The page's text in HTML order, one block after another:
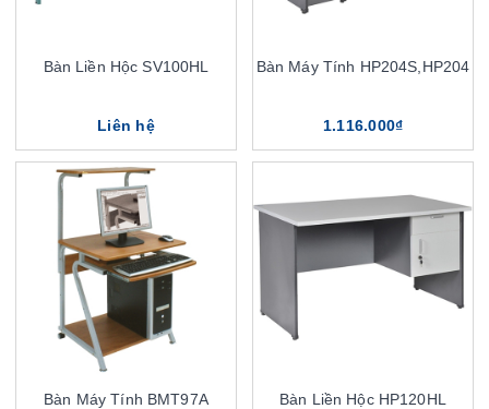
Bàn Liền Hộc SV100HL
Liên hệ
Bàn Máy Tính HP204S,HP204
1.116.000₫
Bàn Máy Tính BMT97A Bàn Liền Hộc HP120HL